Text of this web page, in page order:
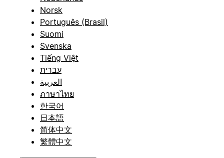
Norsk
Português (Brasil)
Suomi
Svenska
Tiếng Việt
עברית
العربية
ภาษาไทย
한국어
日本語
简体中文
繁體中文